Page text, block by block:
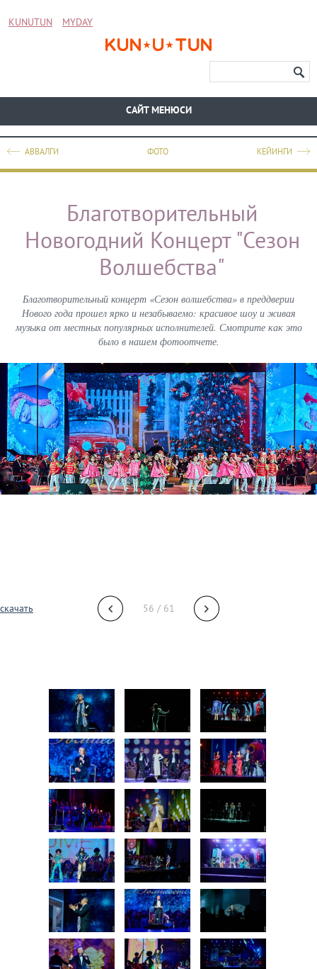
KUNUTUN MYDAY
CАЙТ МЕНЮСИ
ФОТО
АВВАЛГИ КЕЙИНГИ
Благотворительный
Новогодний Концерт "Сезон
Волшебства"
Благотворительный концерт «Сезон волшебства» в преддверии
Нового года прошел ярко и незабываемо: красивое шоу и живая
музыка от местных популярных исполнителей. Смотрите как это
было в нашем фотоотчете.
скачать 56 / 61